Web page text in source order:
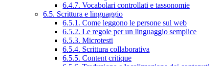
6.4.7. Vocabolari controllati e tassonomie
6.5. Scrittura e linguaggio
6.5.1. Come leggono le persone sul web
6.5.2. Le regole per un linguaggio semplice
6.5.3. Microtesti
6.5.4. Scrittura collaborativa
6.5.5. Content critique